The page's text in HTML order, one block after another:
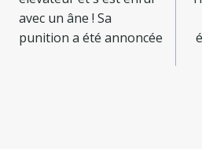
l’article
avec un âne ! Sa
punition a été annoncée